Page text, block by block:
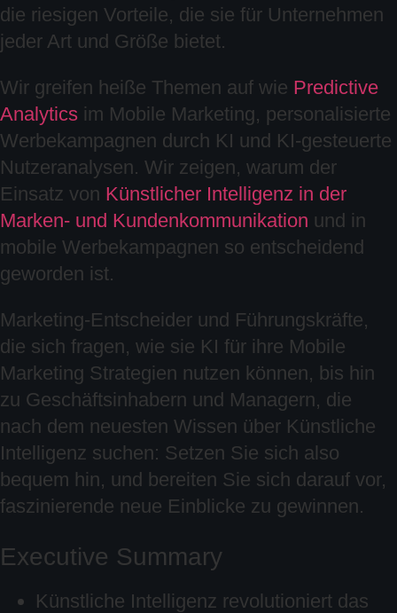
die riesigen Vorteile, die sie für Unternehmen
jeder Art und Größe bietet.
Wir greifen heiße Themen auf wie Predictive
Analytics im Mobile Marketing, personalisierte
Werbekampagnen durch KI und KI-gesteuerte
Nutzeranalysen. Wir zeigen, warum der
Einsatz von Künstlicher Intelligenz in der
Marken- und Kundenkommunikation und in
mobile Werbekampagnen so entscheidend
geworden ist.
Marketing-Entscheider und Führungskräfte,
die sich fragen, wie sie KI für ihre Mobile
Marketing Strategien nutzen können, bis hin
zu Geschäftsinhabern und Managern, die
nach dem neuesten Wissen über Künstliche
Intelligenz suchen: Setzen Sie sich also
bequem hin, und bereiten Sie sich darauf vor,
faszinierende neue Einblicke zu gewinnen.
Executive Summary
Künstliche Intelligenz revolutioniert das